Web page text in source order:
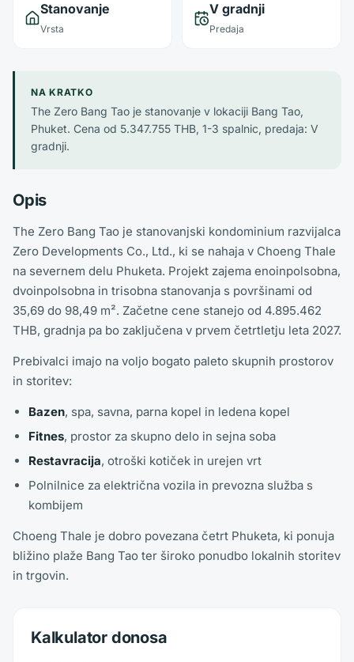
Stanovanje
Vrsta
V gradnji
Predaja
NA KRATKO
The Zero Bang Tao je stanovanje v lokaciji Bang Tao,
Phuket. Cena od 5.347.755 THB, 1-3 spalnic, predaja: V
gradnji.
Opis
The Zero Bang Tao je stanovanjski kondominium razvijalca
Zero Developments Co., Ltd., ki se nahaja v Choeng Thale
na severnem delu Phuketa. Projekt zajema enoinpolsobna,
dvoinpolsobna in trisobna stanovanja s površinami od
35,69 do 98,49 m². Začetne cene stanejo od 4.895.462
THB, gradnja pa bo zaključena v prvem četrtletju leta 2027.
Prebivalci imajo na voljo bogato paleto skupnih prostorov
in storitev:
Bazen, spa, savna, parna kopel in ledena kopel
Fitnes, prostor za skupno delo in sejna soba
Restavracija, otroški kotiček in urejen vrt
Polnilnice za električna vozila in prevozna služba s
kombijem
Choeng Thale je dobro povezana četrt Phuketa, ki ponuja
bližino plaže Bang Tao ter široko ponudbo lokalnih storitev
in trgovin.
Kalkulator donosa